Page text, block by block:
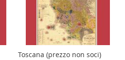
Toscana (prezzo non soci)